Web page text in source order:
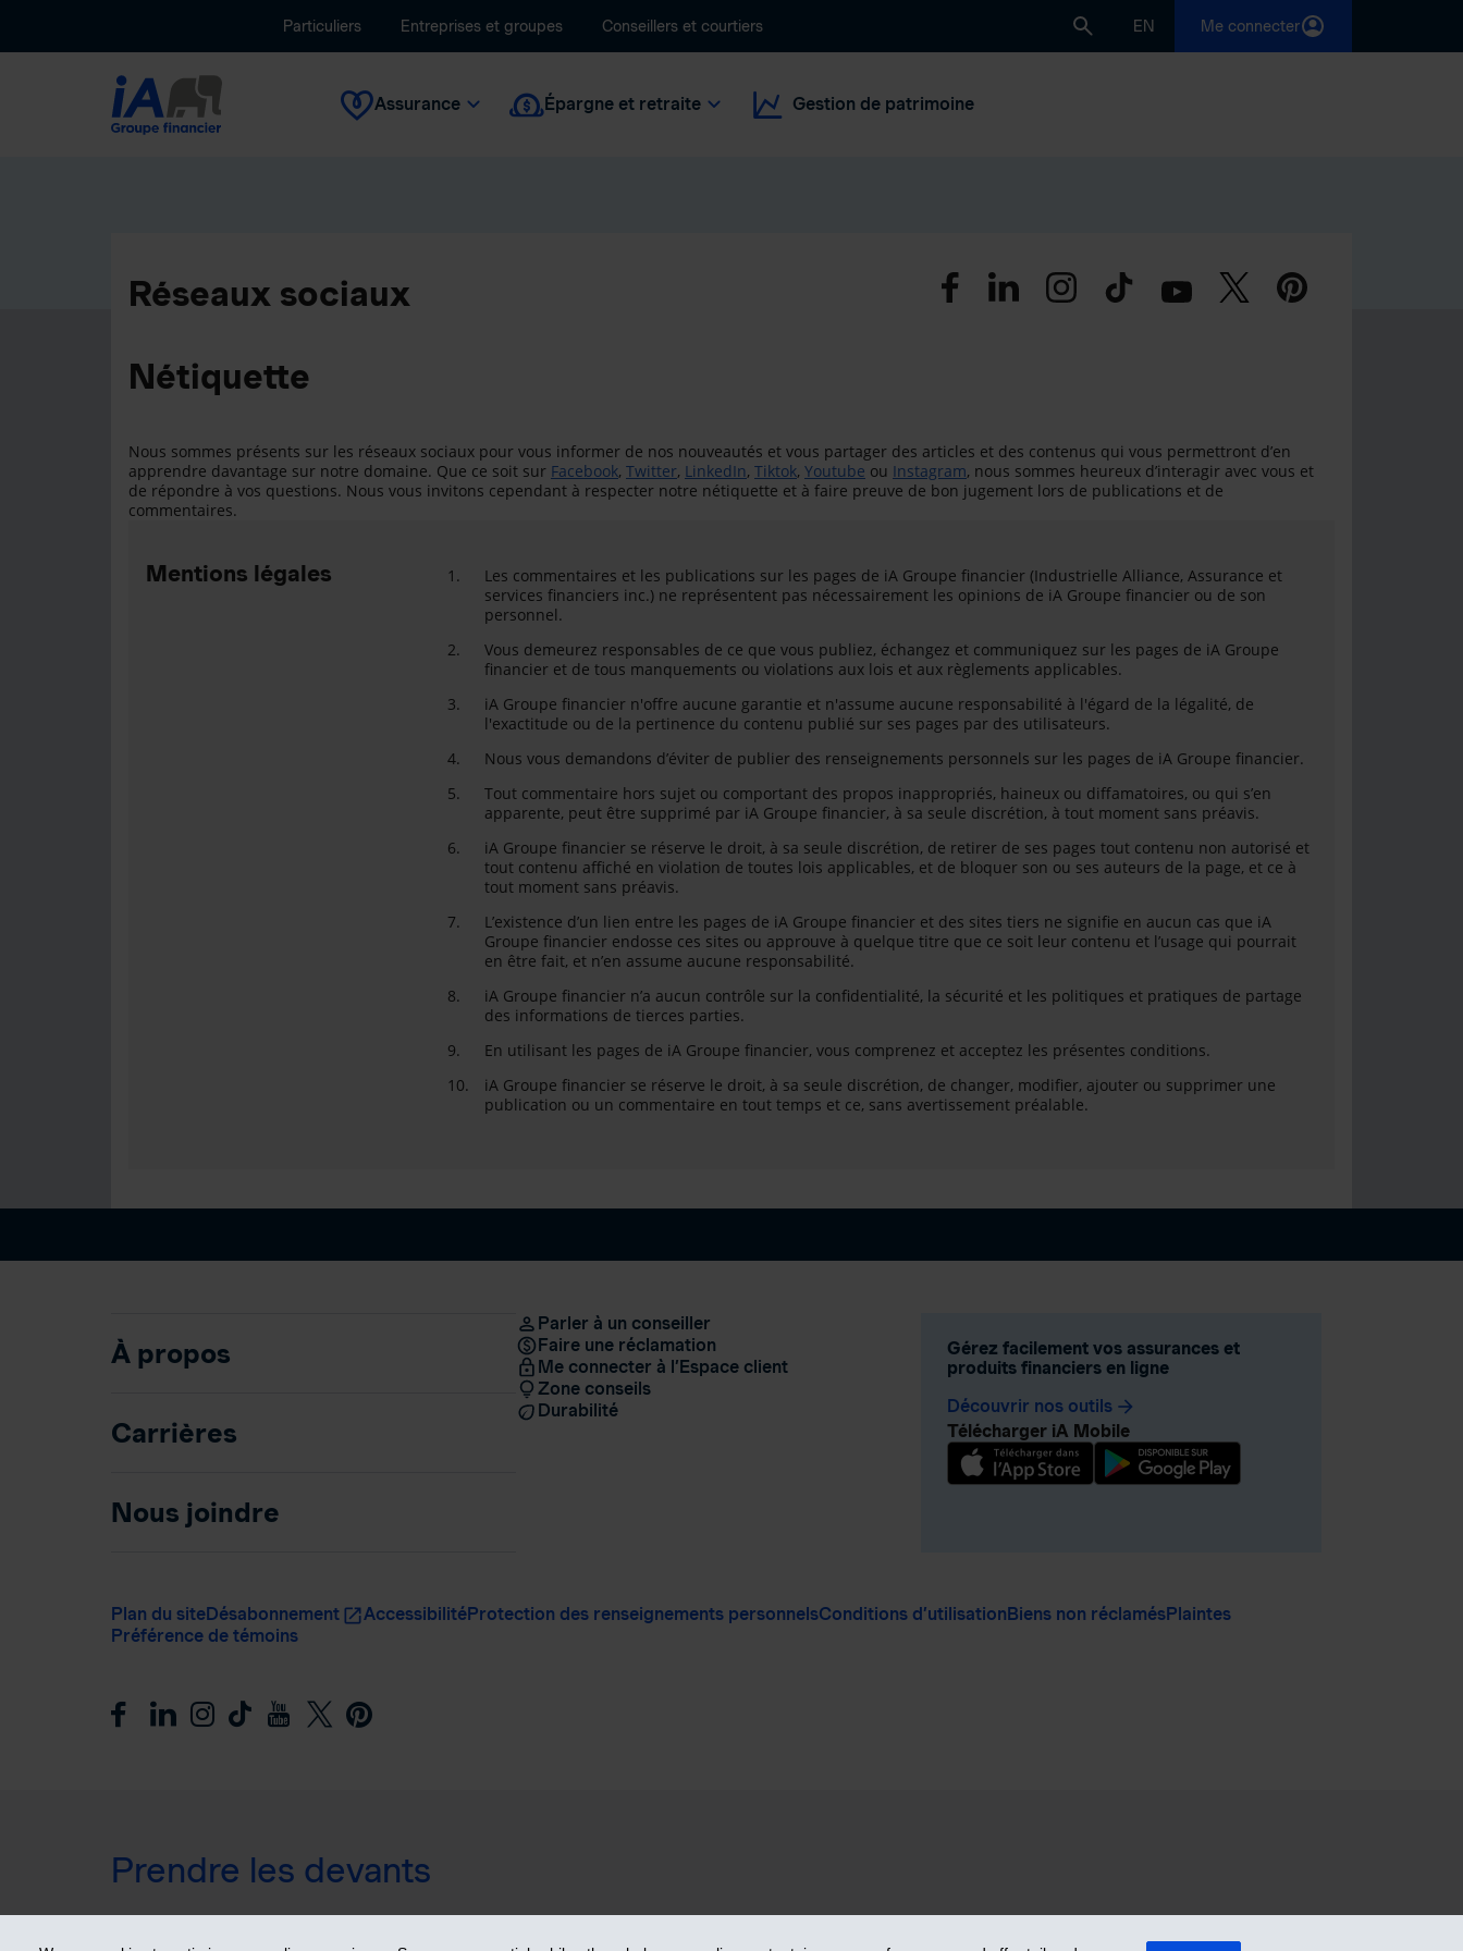
Particuliers Entreprises et groupes Conseillers et courtiers EN Me connecter
Assurance Épargne et retraite Gestion de patrimoine
Réseaux sociaux
Nétiquette
Nous sommes présents sur les réseaux sociaux pour vous informer de nos nouveautés et vous partager des articles et des contenus qui vous permettront d’en
apprendre davantage sur notre domaine. Que ce soit sur Facebook, Twitter, LinkedIn, Tiktok, Youtube ou Instagram, nous sommes heureux d’interagir avec vous et
de répondre à vos questions. Nous vous invitons cependant à respecter notre nétiquette et à faire preuve de bon jugement lors de publications et de
commentaires.
Mentions légales 1.
Les commentaires et les publications sur les pages de iA Groupe financier (Industrielle Alliance, Assurance et
services financiers inc.) ne représentent pas nécessairement les opinions de iA Groupe financier ou de son
personnel.
2.
Vous demeurez responsables de ce que vous publiez, échangez et communiquez sur les pages de iA Groupe
financier et de tous manquements ou violations aux lois et aux règlements applicables.
3.
iA Groupe financier n'offre aucune garantie et n'assume aucune responsabilité à l'égard de la légalité, de
l'exactitude ou de la pertinence du contenu publié sur ses pages par des utilisateurs.
4.
Nous vous demandons d’éviter de publier des renseignements personnels sur les pages de iA Groupe financier.
5.
Tout commentaire hors sujet ou comportant des propos inappropriés, haineux ou diffamatoires, ou qui s’en
apparente, peut être supprimé par iA Groupe financier, à sa seule discrétion, à tout moment sans préavis.
6.
iA Groupe financier se réserve le droit, à sa seule discrétion, de retirer de ses pages tout contenu non autorisé et
tout contenu affiché en violation de toutes lois applicables, et de bloquer son ou ses auteurs de la page, et ce à
tout moment sans préavis.
7.
L’existence d’un lien entre les pages de iA Groupe financier et des sites tiers ne signifie en aucun cas que iA
Groupe financier endosse ces sites ou approuve à quelque titre que ce soit leur contenu et l’usage qui pourrait
en être fait, et n’en assume aucune responsabilité.
8.
iA Groupe financier n’a aucun contrôle sur la confidentialité, la sécurité et les politiques et pratiques de partage
des informations de tierces parties.
9.
En utilisant les pages de iA Groupe financier, vous comprenez et acceptez les présentes conditions.
10.
iA Groupe financier se réserve le droit, à sa seule discrétion, de changer, modifier, ajouter ou supprimer une
publication ou un commentaire en tout temps et ce, sans avertissement préalable.
À propos
Carrières
Nous joindre
Parler à un conseiller
Faire une réclamation
Me connecter à l’Espace client
Zone conseils
Durabilité
Gérez facilement vos assurances et
produits financiers en ligne
Découvrir nos outils arrow_forward
Télécharger iA Mobile
Plan du siteDésabonnement AccessibilitéProtection des renseignements personnelsConditions d’utilisationBiens non réclamésPlaintes
Préférence de témoins
Prendre les devants
© 2026 Industrielle Alliance, Assurance et services financiers inc. - iA Groupe financier. Tous droits réservés.